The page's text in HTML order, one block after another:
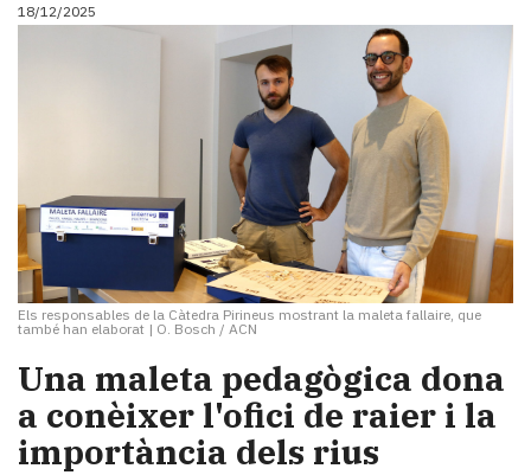
18/12/2025
Els responsables de la Càtedra Pirineus mostrant la maleta fallaire, que
també han elaborat | O. Bosch / ACN
​Una maleta pedagògica dona
a conèixer l'ofici de raier i la
importància dels rius